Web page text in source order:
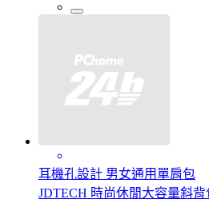
耳機孔設計 男女通用單肩包
JDTECH 時尚休閒大容量斜